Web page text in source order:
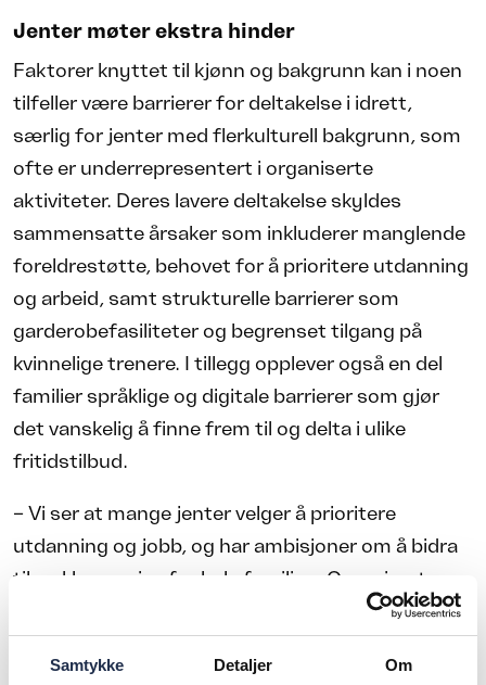
Samtykke Detaljer Om
Jenter møter ekstra hinder
Faktorer knyttet til kjønn og bakgrunn kan i noen
tilfeller være barrierer for deltakelse i idrett,
særlig for jenter med flerkulturell bakgrunn, som
ofte er underrepresentert i organiserte
aktiviteter. Deres lavere deltakelse skyldes
sammensatte årsaker som inkluderer manglende
foreldrestøtte, behovet for å prioritere utdanning
og arbeid, samt strukturelle barrierer som
garderobefasiliteter og begrenset tilgang på
kvinnelige trenere. I tillegg opplever også en del
familier språklige og digitale barrierer som gjør
det vanskelig å finne frem til og delta i ulike
fritidstilbud.
– Vi ser at mange jenter velger å prioritere
utdanning og jobb, og har ambisjoner om å bidra
til en klassereise for hele familien. Organiserte
fritidsaktiviteter blir da ofte mindre attraktive,
fordi de ikke tilbyr den fleksibiliteten som denne
målgruppen ønsker seg, sier Sabha Qureshi-